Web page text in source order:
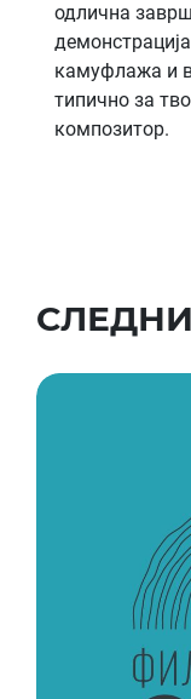
одлична
камуфлажа и
типично за
композитор.